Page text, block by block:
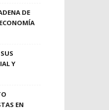
DE
Y
EN